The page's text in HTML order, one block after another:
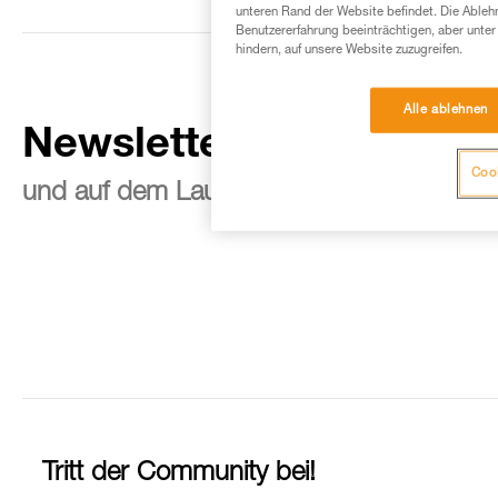
Newsletter abonnieren
und auf dem Laufenden bleiben
Tritt der Community bei!
unteren Rand der Website befindet. Die
Benutzererfahrung beeinträchtigen, aber
hindern, auf unsere Website zuzugreifen.
Alle ablehnen